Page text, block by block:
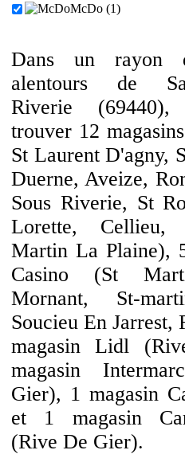
McDo (1)
Dans un rayon
alentours de
Riverie
trouver 12
St Laurent D'agny,
Duerne, Aveize,
Sous Riverie, St
Lorette, Cellieu,
Martin La Plaine),
Casino (St
Mornant, St-
Soucieu En Jarrest,
magasin Lidl
magasin
Gier), 1 magasin
et 1 magasin
(Rive De Gier).